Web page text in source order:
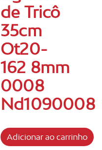
de Tricô
35cm
Ot20-
162 8mm
0008
Nd1090008